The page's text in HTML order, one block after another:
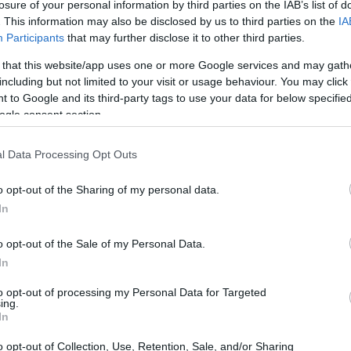
of your personal information by third parties on the IAB’s list of
This information may also be disclosed by us to third parties on the
Participants that may further disclose it to other third parties.
that this website/app uses one or more Google services and may
but not limited to your visit or usage behaviour. You may
to Google and its third-party tags to use your data for below
consent section.
Data Processing Opt Outs
opt-out of the Sharing of my personal data.
opt-out of the Sale of my Personal Data.
opt-out of processing my Personal Data for Targeted
opt-out of Collection, Use, Retention, Sale, and/or Sharing
nel derby basco durante la
25-26. Entrambe le squadre sono in
di San Mamés per migliorare la loro